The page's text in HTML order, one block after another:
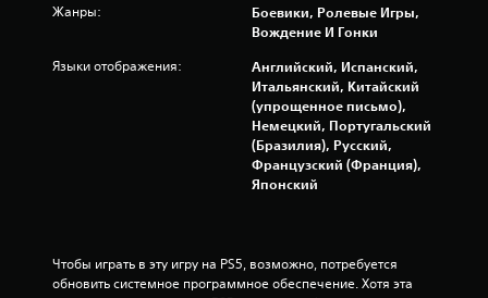
н
а
о
в
Жанры:
Боевики, Ролевые Игры,
Вождение И Гонки
Языки отображения:
Английский, Испанский,
Итальянский, Китайский
(упрощенное письмо),
Немецкий, Португальский
(Бразилия), Русский,
Французский (Франция),
Японский
Чтобы играть в эту игру на PS5, возможно, потребуется
обновить системное программное обеспечение. Хотя эта